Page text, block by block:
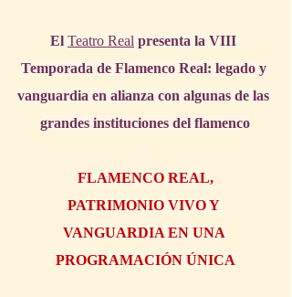
El Teatro Real presenta la VIII
Temporada de Flamenco Real: legado y
vanguardia en alianza con algunas de las
grandes instituciones del flamenco
FLAMENCO REAL,
PATRIMONIO VIVO Y
VANGUARDIA EN UNA
PROGRAMACIÓN ÚNICA